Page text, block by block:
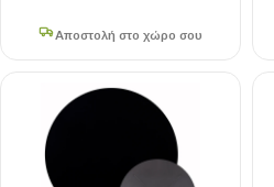
Αποστολή στο χώρο σου